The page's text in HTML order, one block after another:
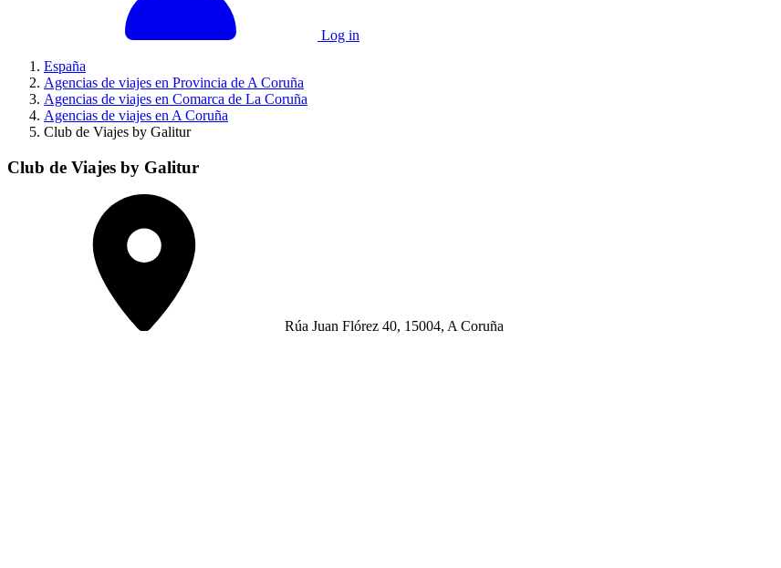
Log in
España
Agencias de viajes en Provincia de A Coruña
Agencias de viajes en Comarca de La Coruña
Agencias de viajes en A Coruña
Club de Viajes by Galitur
Club de Viajes by Galitur
Rúa Juan Flórez 40, 15004, A Coruña